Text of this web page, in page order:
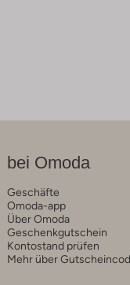
bei Omoda
Geschäfte
Omoda-app
Über Omoda
Geschenkgutschein
Kontostand prüfen
Mehr über